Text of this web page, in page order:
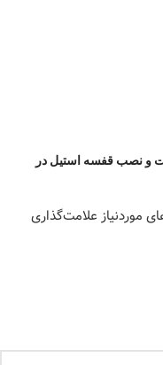
و نصب قفسه استیل در
موردنیاز علامت‌گذاری